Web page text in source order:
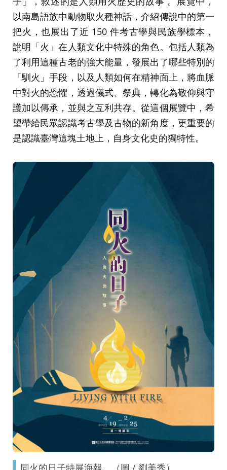
以南島語族中動物取火種神話，介紹傳說中的第一
把火，也展出了近 150 件考古學與民族學標本，
說明「火」在人類文化中特殊的角色。包括人類為
了利用這種古老的強大能量，發展出了哪些特別的
「馴火」手段，以及人類如何在精神面上，將血脈
中對火的恐懼，透過儀式、祭典，轉化為敬仰與守
護加以傳承，並與之互利共存。從這個展覽中，希
望帶給民眾認識考古學及古物的新角度，更重要的
是認識臺灣這塊土地上，自身文化史的獨特性。
同火的日子特展海報。（圖 / 劉美秀）